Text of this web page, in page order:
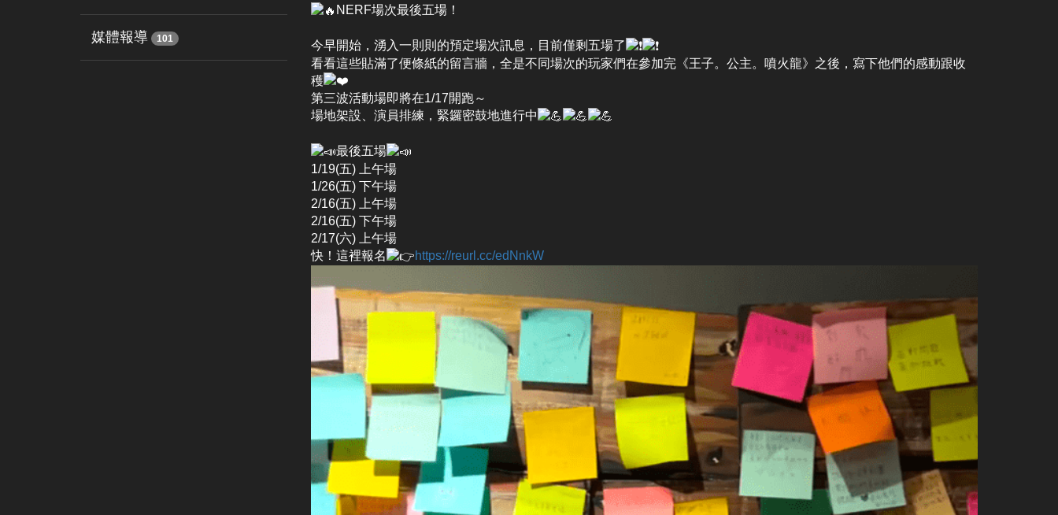
媒體報導 101
NERF場次最後五場！
今早開始，湧入一則則的預定場次訊息，目前僅剩五場了
看看這些貼滿了便條紙的留言牆，全是不同場次的玩家們在參加完《王子。公主。噴火龍》之後，寫下他們的感動跟收
穫
第三波活動場即將在1/17開跑～
場地架設、演員排練，緊鑼密鼓地進行中
最後五場
1/19(五) 上午場
1/26(五) 下午場
2/16(五) 上午場
2/16(五) 下午場
2/17(六) 上午場
快！這裡報名
https://reurl.cc/edNnkW